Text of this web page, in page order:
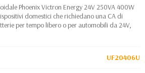
Phoenix Victron Energy 24V 250VA 400W
domestici che richiedano una CA di
per tempo libero o per automobili da 24V,
UF20406U